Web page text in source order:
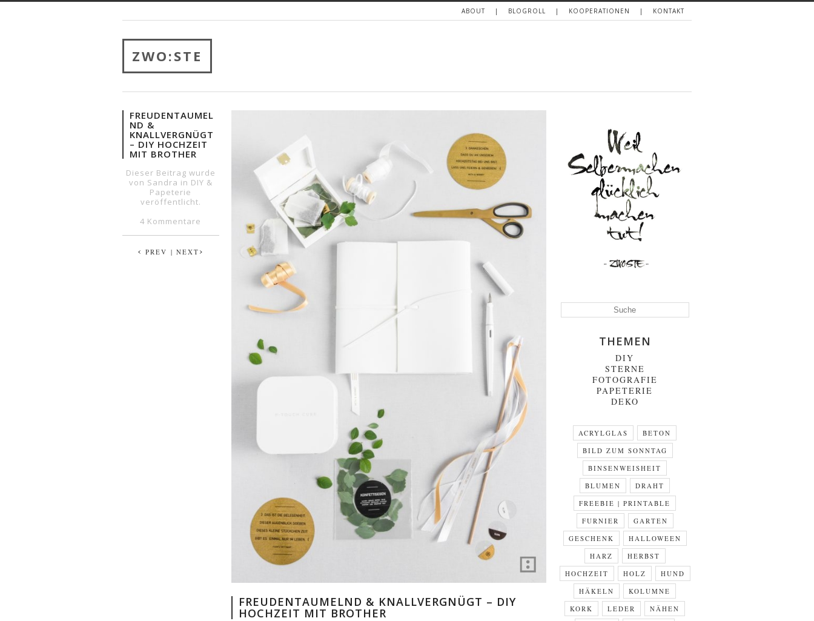
ABOUT BLOGROLL KOOPERATIONEN KONTAKT
ZWO:STE
FREUDENTAUMEL
ND &
KNALLVERGNÜGT
– DIY HOCHZEIT
MIT BROTHER
Dieser Beitrag wurde
von Sandra in DIY &
Papeterie
veröffentlicht.
4 Kommentare
‹ PREV | NEXT ›
FREUDENTAUMELND & KNALLVERGNÜGT – DIY
HOCHZEIT MIT BROTHER
THEMEN
DIY
STERNE
FOTOGRAFIE
PAPETERIE
DEKO
ACRYLGLAS
BETON
BILD ZUM SONNTAG
BINSENWEISHEIT
BLUMEN
DRAHT
FREEBIE | PRINTABLE
FURNIER
GARTEN
GESCHENK
HALLOWEEN
HARZ
HERBST
HOCHZEIT
HOLZ
HUND
HÄKELN
KOLUMNE
KORK
LEDER
NÄHEN